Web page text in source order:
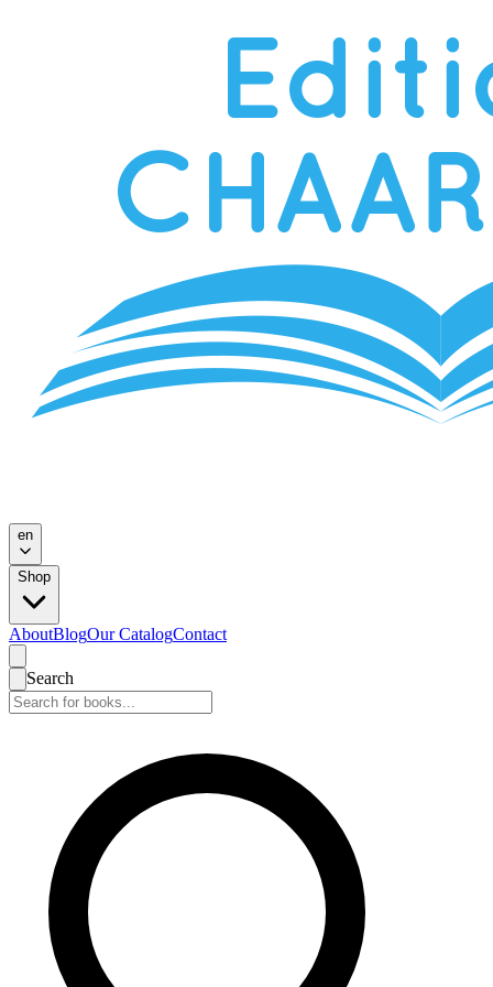
en
Shop
AboutBlogOur CatalogContact
Search